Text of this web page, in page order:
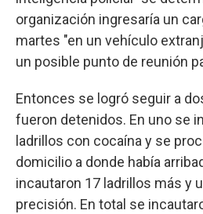
organización ingresaría un
martes "en un vehículo
un posible punto de reunión
Entonces se logró seguir a
fueron detenidos. En uno se
ladrillos con cocaína y se
domicilio a donde había
incautaron 17 ladrillos más y
precisión. En total se